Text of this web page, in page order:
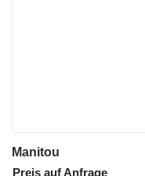
Manitou
Preis auf Anfrage